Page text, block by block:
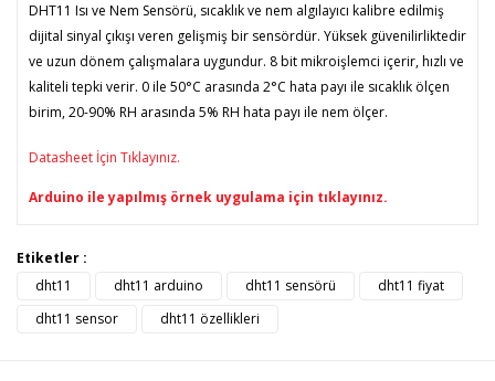
DHT11 Isı ve Nem Sensörü, sıcaklık ve nem algılayıcı kalibre edilmiş
dijital sinyal çıkışı veren gelişmiş bir sensördür. Yüksek güvenilirliktedir
ve uzun dönem çalışmalara uygundur. 8 bit mikroişlemci içerir, hızlı ve
kaliteli tepki verir. 0 ile 50°C arasında 2°C hata payı ile sıcaklık ölçen
birim, 20-90% RH arasında 5% RH hata payı ile nem ölçer.
Datasheet İçin Tıklayınız.
Arduino ile yapılmış örnek uygulama için tıklayınız.
Bu ürüne ilk yorumu siz yapın!
Bu ürünün fiyat bilgisi, resim, ürün açıklamalarında ve diğer
konularda yetersiz gördüğünüz noktaları öneri formunu
kullanarak tarafımıza iletebilirsiniz.
Görüş ve önerileriniz için teşekkür ederiz.
Etiketler :
dht11
dht11 arduino dht11 sensörü
dht11 fiyat
dht11 sensor
dht11 özellikleri